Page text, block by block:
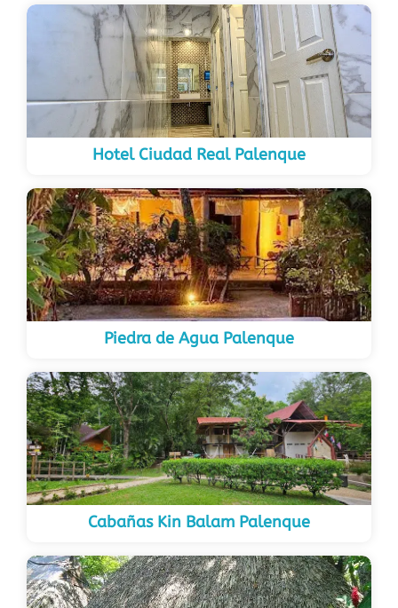
Hotel Ciudad Real Palenque
Piedra de Agua Palenque
Cabañas Kin Balam Palenque